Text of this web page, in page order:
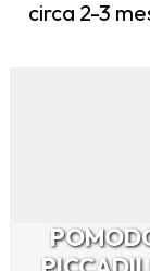
circa 2-3